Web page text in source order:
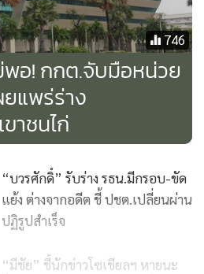
หวังนั้น เราไม่คาดหวัง เพราะอยู่ที่
งที่จะไปลงประชามติเท่านั้น ถึง
ทั้ง 21 คนไม่มีกำลังและพลังพอใน
จกับประชาชนทั้ง 77 จังหวัด แต่จะ
นรด.อย่างต่อเนื่อง ซึ่งก่อนทำ
เห็นของประชาชนต่อร่าง
ผลอย่างไร ยืนยันว่าการใช้มาตรา
าณาจักรไทย (ฉบับชั่วคราว) พ.ศ.
1) พ.ศ. 2558 ในการร่างรัฐธรรมนูญ
746
พอ! กกต.จับมือหน่วย
แพร่ร่าง
าชนไก่
“บวรศักดิ์” รับร่าง รธน.มีกรอบ-ขัด
แย้ง ต่างจากอดีต ชี้ ปชต.เปลี่ยนผ่าน
ปฏิรูปสำเร็จ
“มีชัย” ชี้นักข่าวโซเชียลฯ หายนะ